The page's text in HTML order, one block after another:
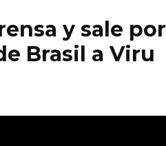
y sale por
Brasil a Viru